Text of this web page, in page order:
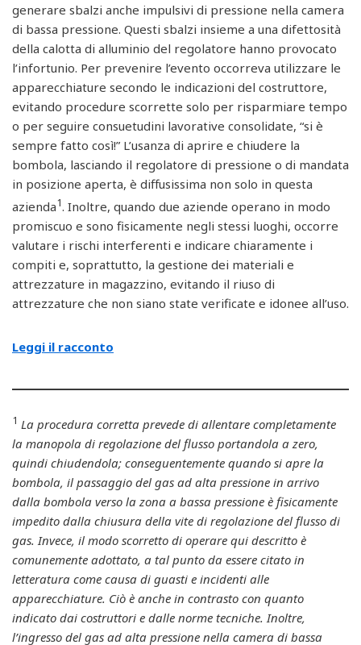
generare sbalzi anche impulsivi di pressione nella camera
di bassa pressione. Questi sbalzi insieme a una difettosità
della calotta di alluminio del regolatore hanno provocato
l’infortunio. Per prevenire l’evento occorreva utilizzare le
apparecchiature secondo le indicazioni del costruttore,
evitando procedure scorrette solo per risparmiare tempo
o per seguire consuetudini lavorative consolidate, “si è
sempre fatto così!” L’usanza di aprire e chiudere la
bombola, lasciando il regolatore di pressione o di mandata
in posizione aperta, è diffusissima non solo in questa
azienda1. Inoltre, quando due aziende operano in modo
promiscuo e sono fisicamente negli stessi luoghi, occorre
valutare i rischi interferenti e indicare chiaramente i
compiti e, soprattutto, la gestione dei materiali e
attrezzature in magazzino, evitando il riuso di
attrezzature che non siano state verificate e idonee all’uso.
Leggi il racconto
1 La procedura corretta prevede di allentare completamente
la manopola di regolazione del flusso portandola a zero,
quindi chiudendola; conseguentemente quando si apre la
bombola, il passaggio del gas ad alta pressione in arrivo
dalla bombola verso la zona a bassa pressione è fisicamente
impedito dalla chiusura della vite di regolazione del flusso di
gas. Invece, il modo scorretto di operare qui descritto è
comunemente adottato, a tal punto da essere citato in
letteratura come causa di guasti e incidenti alle
apparecchiature. Ciò è anche in contrasto con quanto
indicato dai costruttori e dalle norme tecniche. Inoltre,
l’ingresso del gas ad alta pressione nella camera di bassa